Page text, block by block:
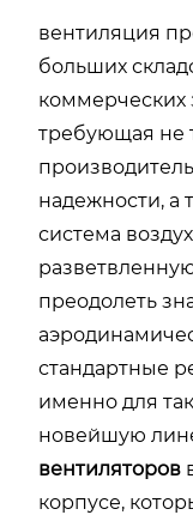
вентиляция
больших
коммерческих
требующая не
надежности, а
система
преодолеть
стандартные
именно для
новейшую
вентиляторов
корпусе,